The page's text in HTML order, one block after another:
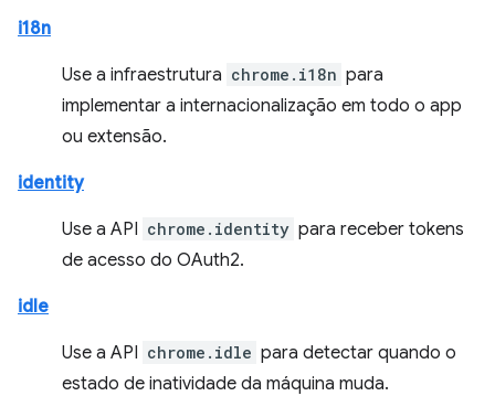
i18n
Use a infraestrutura chrome.i18n para
implementar a internacionalização em todo o app
ou extensão.
identity
Use a API chrome.identity para receber tokens
de acesso do OAuth2.
idle
Use a API chrome.idle para detectar quando o
estado de inatividade da máquina muda.